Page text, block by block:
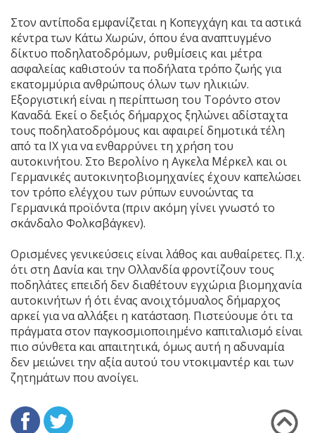
Στον αντίποδα εμφανίζεται η Κοπεγχάγη και τα αστικά
κέντρα των Κάτω Χωρών, όπου ένα αναπτυγμένο
δίκτυο ποδηλατοδρόμων, ρυθμίσεις και μέτρα
ασφαλείας καθιστούν τα ποδήλατα τρόπο ζωής για
εκατομμύρια ανθρώπους όλων των ηλικιών.
Εξοργιστική είναι η περίπτωση του Τορόντο στον
Καναδά. Εκεί ο δεξιός δήμαρχος ξηλώνει αδίσταχτα
τους ποδηλατοδρόμους και αφαιρεί δημοτικά τέλη
από τα ΙΧ για να ενθαρρύνει τη χρήση του
αυτοκινήτου. Στο Βερολίνο η Αγκελα Μέρκελ και οι
Γερμανικές αυτοκινητοβιομηχανίες έχουν καπελώσει
τον τρόπο ελέγχου των ρύπων ευνοώντας τα
Γερμανικά προϊόντα (πριν ακόμη γίνει γνωστό το
σκάνδαλο Φολκσβάγκεν).
Ορισμένες γενικεύσεις είναι λάθος και αυθαίρετες. Π.χ.
ότι στη Δανία και την Ολλανδία φροντίζουν τους
ποδηλάτες επειδή δεν διαθέτουν εγχώρια βιομηχανία
αυτοκινήτων ή ότι ένας ανοιχτόμυαλος δήμαρχος
αρκεί για να αλλάξει η κατάσταση. Πιστεύουμε ότι τα
πράγματα στον παγκοσμιοποιημένο καπιταλισμό είναι
πιο σύνθετα και απαιτητικά, όμως αυτή η αδυναμία
δεν μειώνει την αξία αυτού του ντοκιμαντέρ και των
ζητημάτων που ανοίγει.